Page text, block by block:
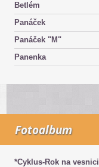
Betlém
Panáček
Panáček "M"
Panenka
Fotoalbum
*Cyklus-Rok na vesnici